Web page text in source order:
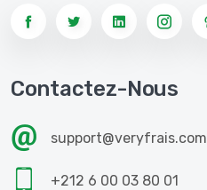
Contactez-Nous
support@veryfrais.com
+212 6 00 03 80 01